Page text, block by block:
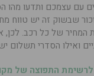
עם עצמכם ותדעו
שבשוק זה יש טווח
המחיר של כל רכב. לכן,
ואילו הסדרי תשלום
התפוצה של